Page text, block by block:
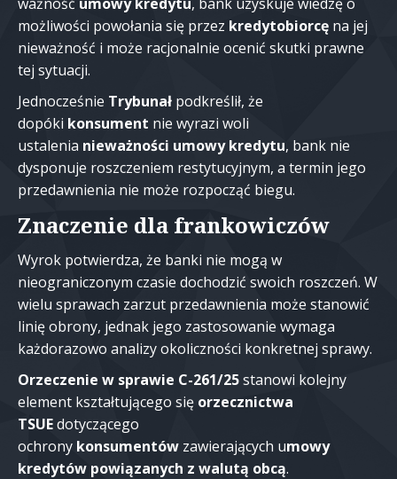
możliwości powołania się przez kredytobiorcę na jej
nieważność i może racjonalnie ocenić skutki prawne
tej sytuacji.
Jednocześnie Trybunał podkreślił, że
dopóki konsument nie wyrazi woli
ustalenia nieważności umowy kredytu, bank nie
dysponuje roszczeniem restytucyjnym, a termin jego
przedawnienia nie może rozpocząć biegu.
Znaczenie dla frankowiczów
Wyrok potwierdza, że banki nie mogą w
nieograniczonym czasie dochodzić swoich roszczeń. W
wielu sprawach zarzut przedawnienia może stanowić
linię obrony, jednak jego zastosowanie wymaga
każdorazowo analizy okoliczności konkretnej sprawy.
Orzeczenie w sprawie C-261/25stanowi kolejny
element kształtującego się orzecznictwa
TSUEdotyczącego
ochrony konsumentów zawierających umowy
kredytów powiązanych z walutą obcą.